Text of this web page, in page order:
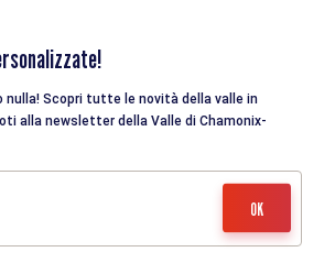
nulla! Scopri tutte le novità della valle in
alla newsletter della Valle di Chamonix-